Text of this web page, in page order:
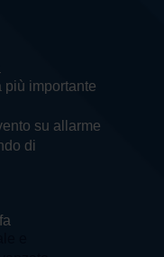
più importante
su allarme
di